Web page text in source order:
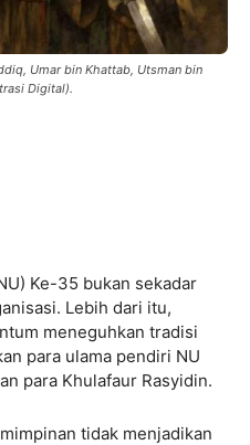
Umar bin Khattab, Utsman bin
Digital).
Ke-35 bukan sekadar
Lebih dari itu,
meneguhkan tradisi
para ulama pendiri NU
para Khulafaur Rasyidin.
tidak menjadikan